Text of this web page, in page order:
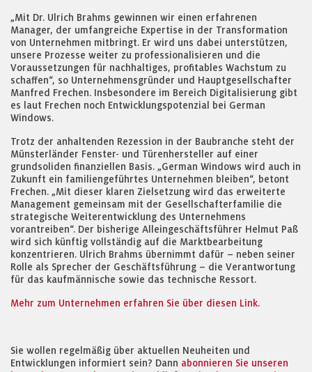
„Mit Dr. Ulrich Brahms gewinnen wir einen erfahrenen
Manager, der umfangreiche Expertise in der Transformation
von Unternehmen mitbringt. Er wird uns dabei unterstützen,
unsere Prozesse weiter zu professionalisieren und die
Voraussetzungen für nachhaltiges, profitables Wachstum zu
schaffen“, so Unternehmensgründer und Hauptgesellschafter
Manfred Frechen. Insbesondere im Bereich Digitalisierung gibt
es laut Frechen noch Entwicklungspotenzial bei German
Windows.
Trotz der anhaltenden Rezession in der Baubranche steht der
Münsterländer Fenster- und Türenhersteller auf einer
grundsoliden finanziellen Basis. „German Windows wird auch in
Zukunft ein familiengeführtes Unternehmen bleiben“, betont
Frechen. „Mit dieser klaren Zielsetzung wird das erweiterte
Management gemeinsam mit der Gesellschafterfamilie die
strategische Weiterentwicklung des Unternehmens
vorantreiben“. Der bisherige Alleingeschäftsführer Helmut Paß
wird sich künftig vollständig auf die Marktbearbeitung
konzentrieren. Ulrich Brahms übernimmt dafür – neben seiner
Rolle als Sprecher der Geschäftsführung – die Verantwortung
für das kaufmännische sowie das technische Ressort.
Mehr zum Unternehmen erfahren Sie über diesen Link.
Sie wollen regelmäßig über aktuellen Neuheiten und
Entwicklungen informiert sein? Dann abonnieren Sie unseren